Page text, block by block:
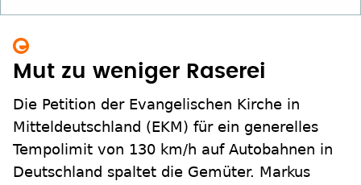
Mut zu weniger Raserei
Die Petition der Evangelischen Kirche in
Mitteldeutschland (EKM) für ein generelles
Tempolimit von 130 km/h auf Autobahnen in
Deutschland spaltet die Gemüter. Markus